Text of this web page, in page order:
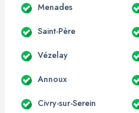
Menades
Saint-Père
Vézelay
Annoux
Civry-sur-Serein